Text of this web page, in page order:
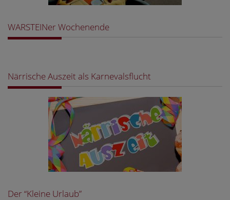
WARSTEINer Wochenende
Närrische Auszeit als Karnevalsflucht
Der “Kleine Urlaub”